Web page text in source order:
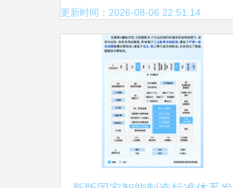
更新时间：2026-08-06 22:51:14